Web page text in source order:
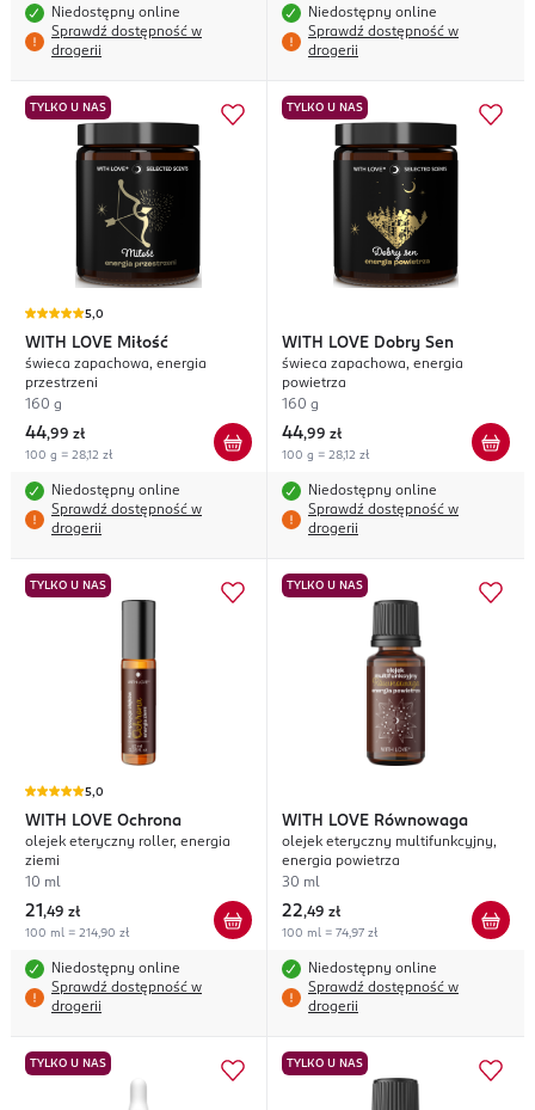
Niedostępny online
Sprawdź dostępność w
drogerii
Niedostępny online
Sprawdź dostępność w
drogerii
TYLKO U NAS
5,0
WITH LOVE Miłość
świeca zapachowa, energia
przestrzeni
160 g
44,99 zł
100 g = 28,12 zł
Niedostępny online
Sprawdź dostępność w
drogerii
TYLKO U NAS
WITH LOVE Dobry Sen
świeca zapachowa, energia
powietrza
160 g
44,99 zł
100 g = 28,12 zł
Niedostępny online
Sprawdź dostępność w
drogerii
TYLKO U NAS
5,0
WITH LOVE Ochrona
olejek eteryczny roller, energia
ziemi
10 ml
21 ,49 zł
100 ml = 214,90 zł
Niedostępny online
Sprawdź dostępność w
drogerii
TYLKO U NAS
WITH LOVE Równowaga
olejek eteryczny multifunkcyjny,
energia powietrza
30 ml
22,49 zł
100 ml = 74,97 zł
Niedostępny online
Sprawdź dostępność w
drogerii
TYLKO U NAS TYLKO U NAS